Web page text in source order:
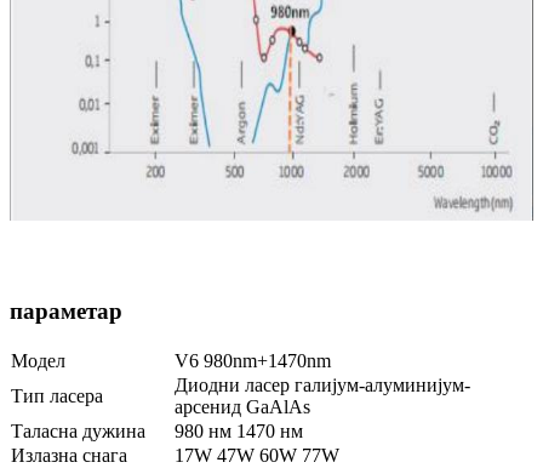
параметар
Модел
V6 980nm+1470nm
Тип ласера
Диодни ласер галијум-алуминијум-
арсенид GaAlAs
Таласна дужина
980 нм 1470 нм
Излазна снага
17W 47W 60W 77W